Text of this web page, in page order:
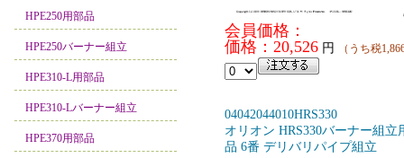
HPE250用部品
HPE250バーナー組立
HPE310-L用部品
HPE310-Lバーナー組立
HPE370用部品
会員価格：
価格：20,526 円 （うち税
04042044010HRS330
オリオン HRS330バーナー組立
品 6番 デリバリパイプ組立